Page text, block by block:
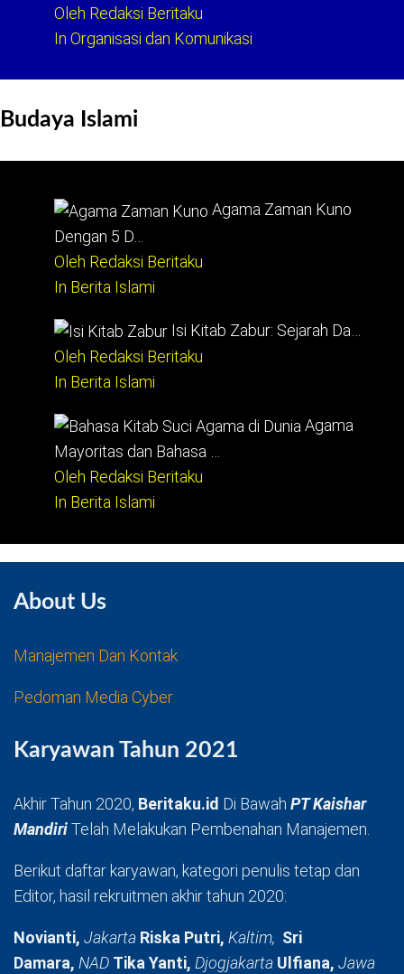
Oleh Redaksi Beritaku
In Organisasi dan Komunikasi
Budaya Islami
Agama Zaman Kuno
Dengan 5 D…
Oleh Redaksi Beritaku
In Berita Islami
Isi Kitab Zabur: Sejarah Da…
Oleh Redaksi Beritaku
In Berita Islami
Agama
Mayoritas dan Bahasa …
Oleh Redaksi Beritaku
In Berita Islami
About Us
Manajemen Dan Kontak
Pedoman Media Cyber
Karyawan Tahun 2021
Akhir Tahun 2020, Beritaku.id Di Bawah PT Kaishar
MandiriTelah Melakukan Pembenahan Manajemen.
Berikut daftar karyawan, kategori penulis tetap dan
Editor, hasil rekruitmen akhir tahun 2020:
Novianti, Jakarta Riska Putri, Kaltim, Sri
Damara, NAD Tika Yanti, Djogjakarta Ulfiana, Jawa